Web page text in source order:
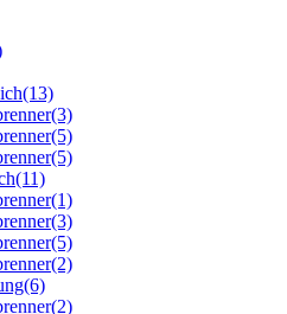
(13)
(3)
(5)
(5)
(11)
(1)
(3)
(5)
(2)
(6)
(2)